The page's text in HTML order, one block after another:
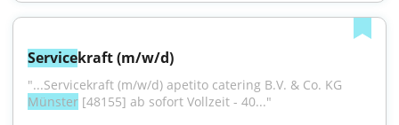
Servicekraft (m/w/d)
Münster [48155] ab sofort Vollzeit - 40..."